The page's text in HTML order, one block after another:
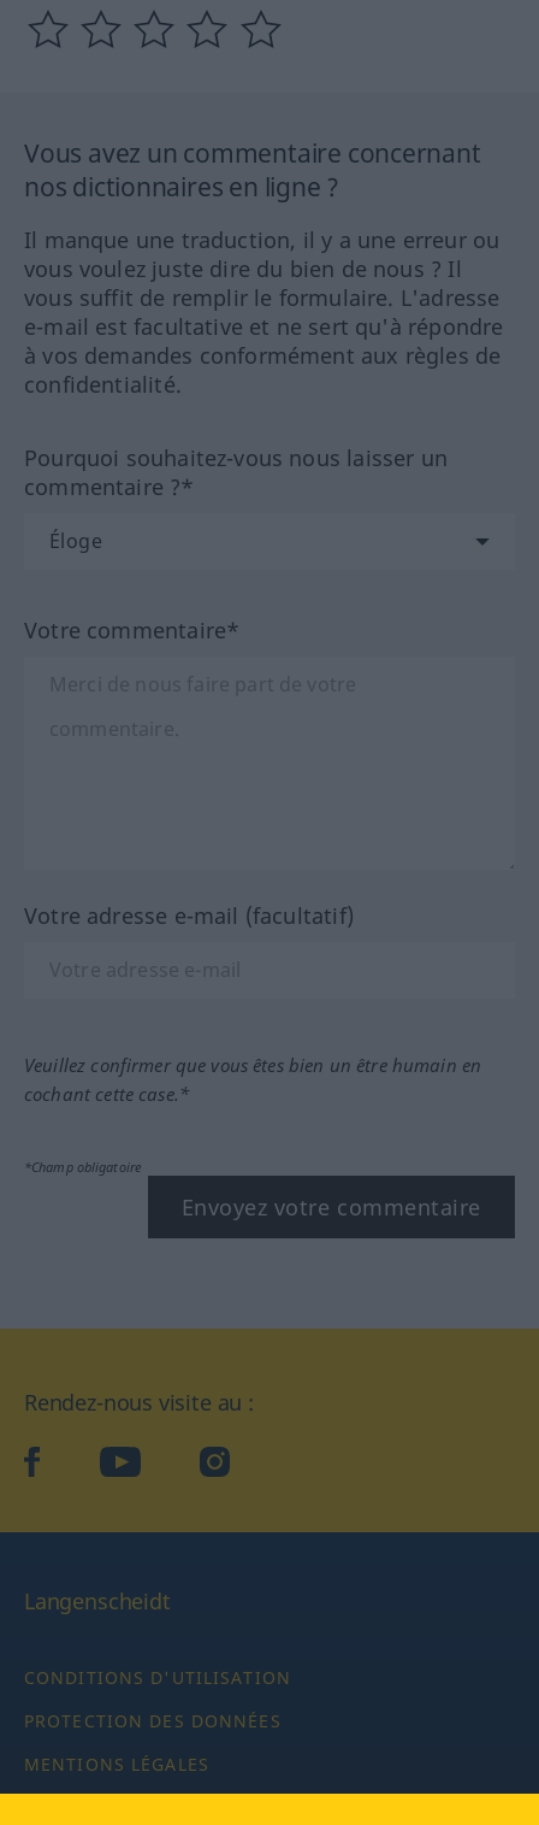
Vous avez un commentaire concernant
nos dictionnaires en ligne ?
Il manque une traduction, il y a une erreur ou
vous voulez juste dire du bien de nous ? Il
vous suffit de remplir le formulaire. L'adresse
e-mail est facultative et ne sert qu'à répondre
à vos demandes conformément aux règles de
confidentialité.
Pourquoi souhaitez-vous nous laisser un
commentaire ?*
Votre commentaire*
Votre adresse e-mail (facultatif)
Veuillez confirmer que vous êtes bien un être humain en
cochant cette case.*
*Champ obligatoire
Envoyez votre commentaire
Rendez-nous visite au :
facebookYouTube Instagram
Langenscheidt
CONDITIONS D'UTILISATION
PROTECTION DES DONNÉES
MENTIONS LÉGALES